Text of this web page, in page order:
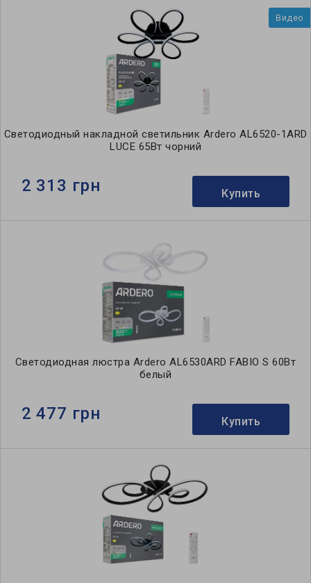
Видео
Светодиодный накладной светильник Ardero AL6520-1ARD
LUCE 65Вт чорний
2 313 грн Купить
Светодиодная люстра Ardero AL6530ARD FABIO S 60Вт
белый
2 477 грн Купить